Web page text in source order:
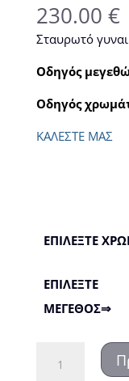
230.00 €
Σταυρωτό
Οδηγός
Οδηγός
ΚΑΛΕΣΤΕ ΜΑΣ
ΕΠΙΛΕΞΤΕ
ΕΠΙΛΕΞΤΕ
ΜΕΓΕΘΟΣ⇒
Δερμάτινο